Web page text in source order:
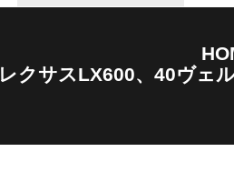
レクサスLX600、40ヴェ